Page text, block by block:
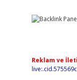
Reklam ve